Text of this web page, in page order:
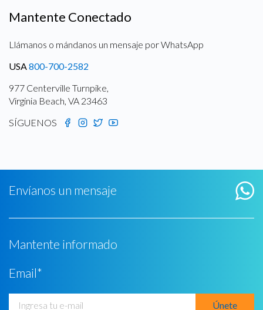
Mantente Conectado
Llámanos o mándanos un mensaje por WhatsApp
USA 800-700-2582
977 Centerville Turnpike,
Virginia Beach, VA 23463
SÍGUENOS
Envíanos un mensaje
Mantente informado
Email*